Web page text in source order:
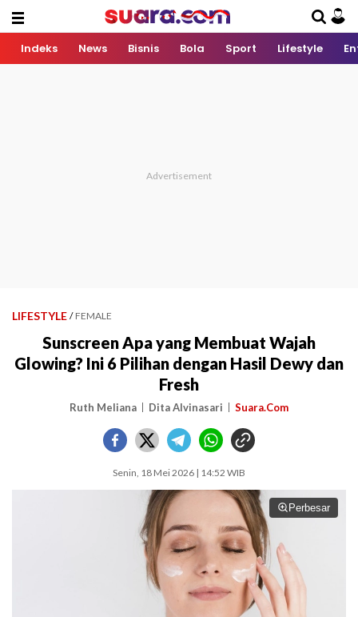
Indeks News Bisnis Bola Sport Lifestyle
LIFESTYLE / FEMALE
Sunscreen Apa yang Membuat Wajah
Glowing? Ini 6 Pilihan dengan Hasil Dewy dan
Fresh
Ruth Meliana Dita Alvinasari Suara.Com
Senin, 18 Mei 2026 | 14:52 WIB
Perbesar